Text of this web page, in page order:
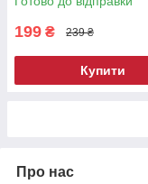
199 ₴ 239 ₴
Купити
Про нас